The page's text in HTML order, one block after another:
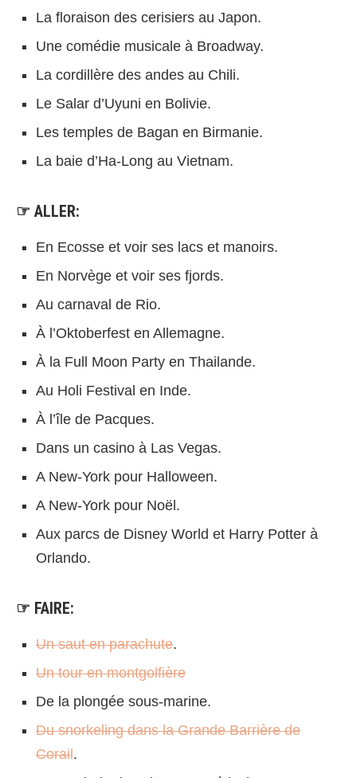
La floraison des cerisiers au Japon.
Une comédie musicale à Broadway.
La cordillère des andes au Chili.
Le Salar d’Uyuni en Bolivie.
Les temples de Bagan en Birmanie.
La baie d’Ha-Long au Vietnam.
☞ ALLER:
En Ecosse et voir ses lacs et manoirs.
En Norvège et voir ses fjords.
Au carnaval de Rio.
À l’Oktoberfest en Allemagne.
À la Full Moon Party en Thailande.
Au Holi Festival en Inde.
À l’île de Pacques.
Dans un casino à Las Vegas.
A New-York pour Halloween.
A New-York pour Noël.
Aux parcs de Disney World et Harry Potter à
Orlando.
☞ FAIRE:
Un saut en parachute.
Un tour en montgolfière
De la plongée sous-marine.
Du snorkeling dans la Grande Barrière de
Corai .